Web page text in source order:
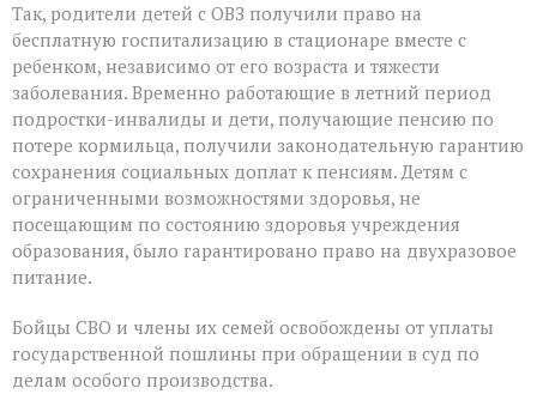
Так, родители детей с ОВЗ получили право на
бесплатную госпитализацию в стационаре вместе с
ребенком, независимо от его возраста и тяжести
заболевания. Временно работающие в летний период
подростки-инвалиды и дети, получающие пенсию по
потере кормильца, получили законодательную гарантию
сохранения социальных доплат к пенсиям. Детям с
ограниченными возможностями здоровья, не
посещающим по состоянию здоровья учреждения
образования, было гарантировано право на двухразовое
питание.
Бойцы СВО и члены их семей освобождены от уплаты
государственной пошлины при обращении в суд по
делам особого производства.